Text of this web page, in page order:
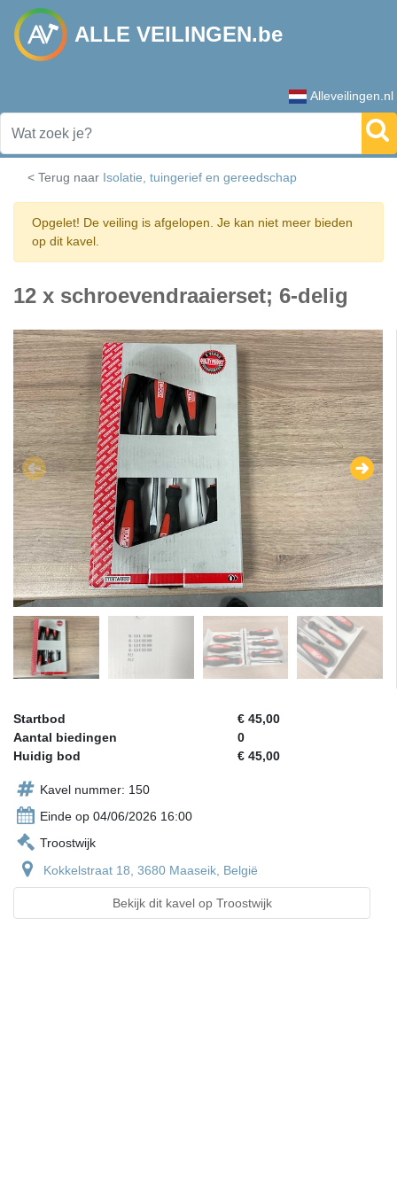
ALLE VEILINGEN.be
Alleveilingen.nl
< Terug naar Isolatie, tuingerief en gereedschap
Opgelet! De veiling is afgelopen. Je kan niet meer bieden
op dit kavel.
12 x schroevendraaierset; 6-delig
Startbod
€ 45,00
Aantal biedingen
0
Huidig bod
€ 45,00
Kavel nummer: 150
Einde op 04/06/2026 16:00
Troostwijk
Kokkelstraat 18, 3680 Maaseik, België
Bekijk dit kavel op Troostwijk